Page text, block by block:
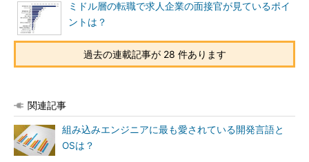
ミドル層の転職で求人企業の面接官が見ているポイ
ントは？
過去の連載記事が 28 件あります
関連記事
組み込みエンジニアに最も愛されている開発言語と
OSは？